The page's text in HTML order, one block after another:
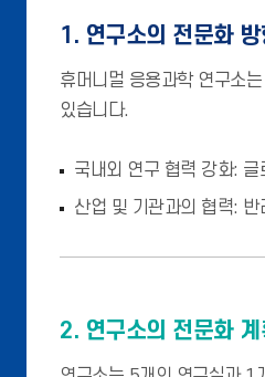
1. 연구소의 전문화 방
휴머니멀 응용과학 연구소
있습니다.
국내외 연구 협력 강화:
산업 및 기관과의 협력:
2. 연구소의 전문화 계